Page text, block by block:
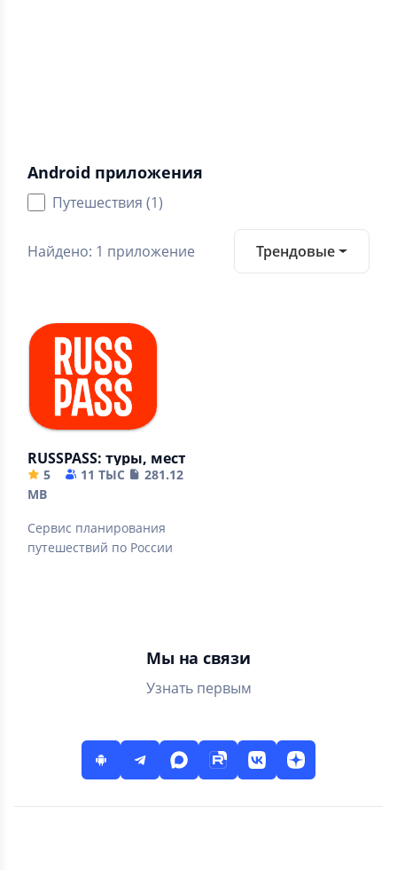
Android приложения
Путешествия (1)
Найдено: 1 приложение Трендовые
RUSSPASS: туры, места, билеты
5 11 ТЫС
281.12
MB
Сервис планирования
путешествий по России
Мы на связи
Узнать первым